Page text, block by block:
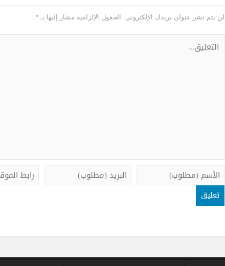
لن يتم نشر عنوان بريدك الإلكتروني. الحقول الإلزامية مشار إليها بـ *